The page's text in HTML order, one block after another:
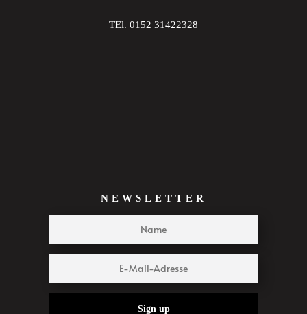
TEl. 0152 31422328
NEWSLETTER
Sign up